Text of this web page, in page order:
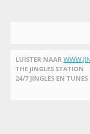
LUISTER NAAR
THE JINGLES STATION
24/7 JINGLES EN TUNES